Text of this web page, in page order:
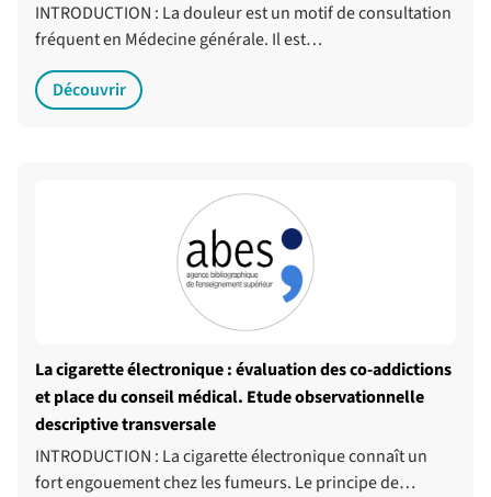
INTRODUCTION : La douleur est un motif de consultation
fréquent en Médecine générale. Il est…
Découvrir
La cigarette électronique : évaluation des co-addictions
et place du conseil médical. Etude observationnelle
descriptive transversale
INTRODUCTION : La cigarette électronique connaît un
fort engouement chez les fumeurs. Le principe de…